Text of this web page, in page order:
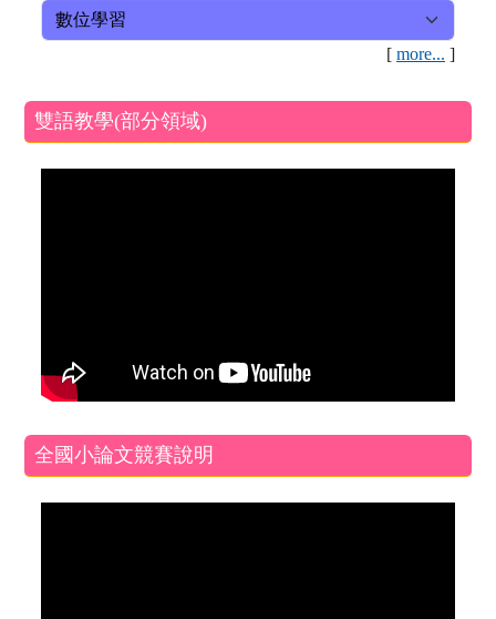
[ more... ]
雙語教學(部分領域)
全國小論文競賽說明